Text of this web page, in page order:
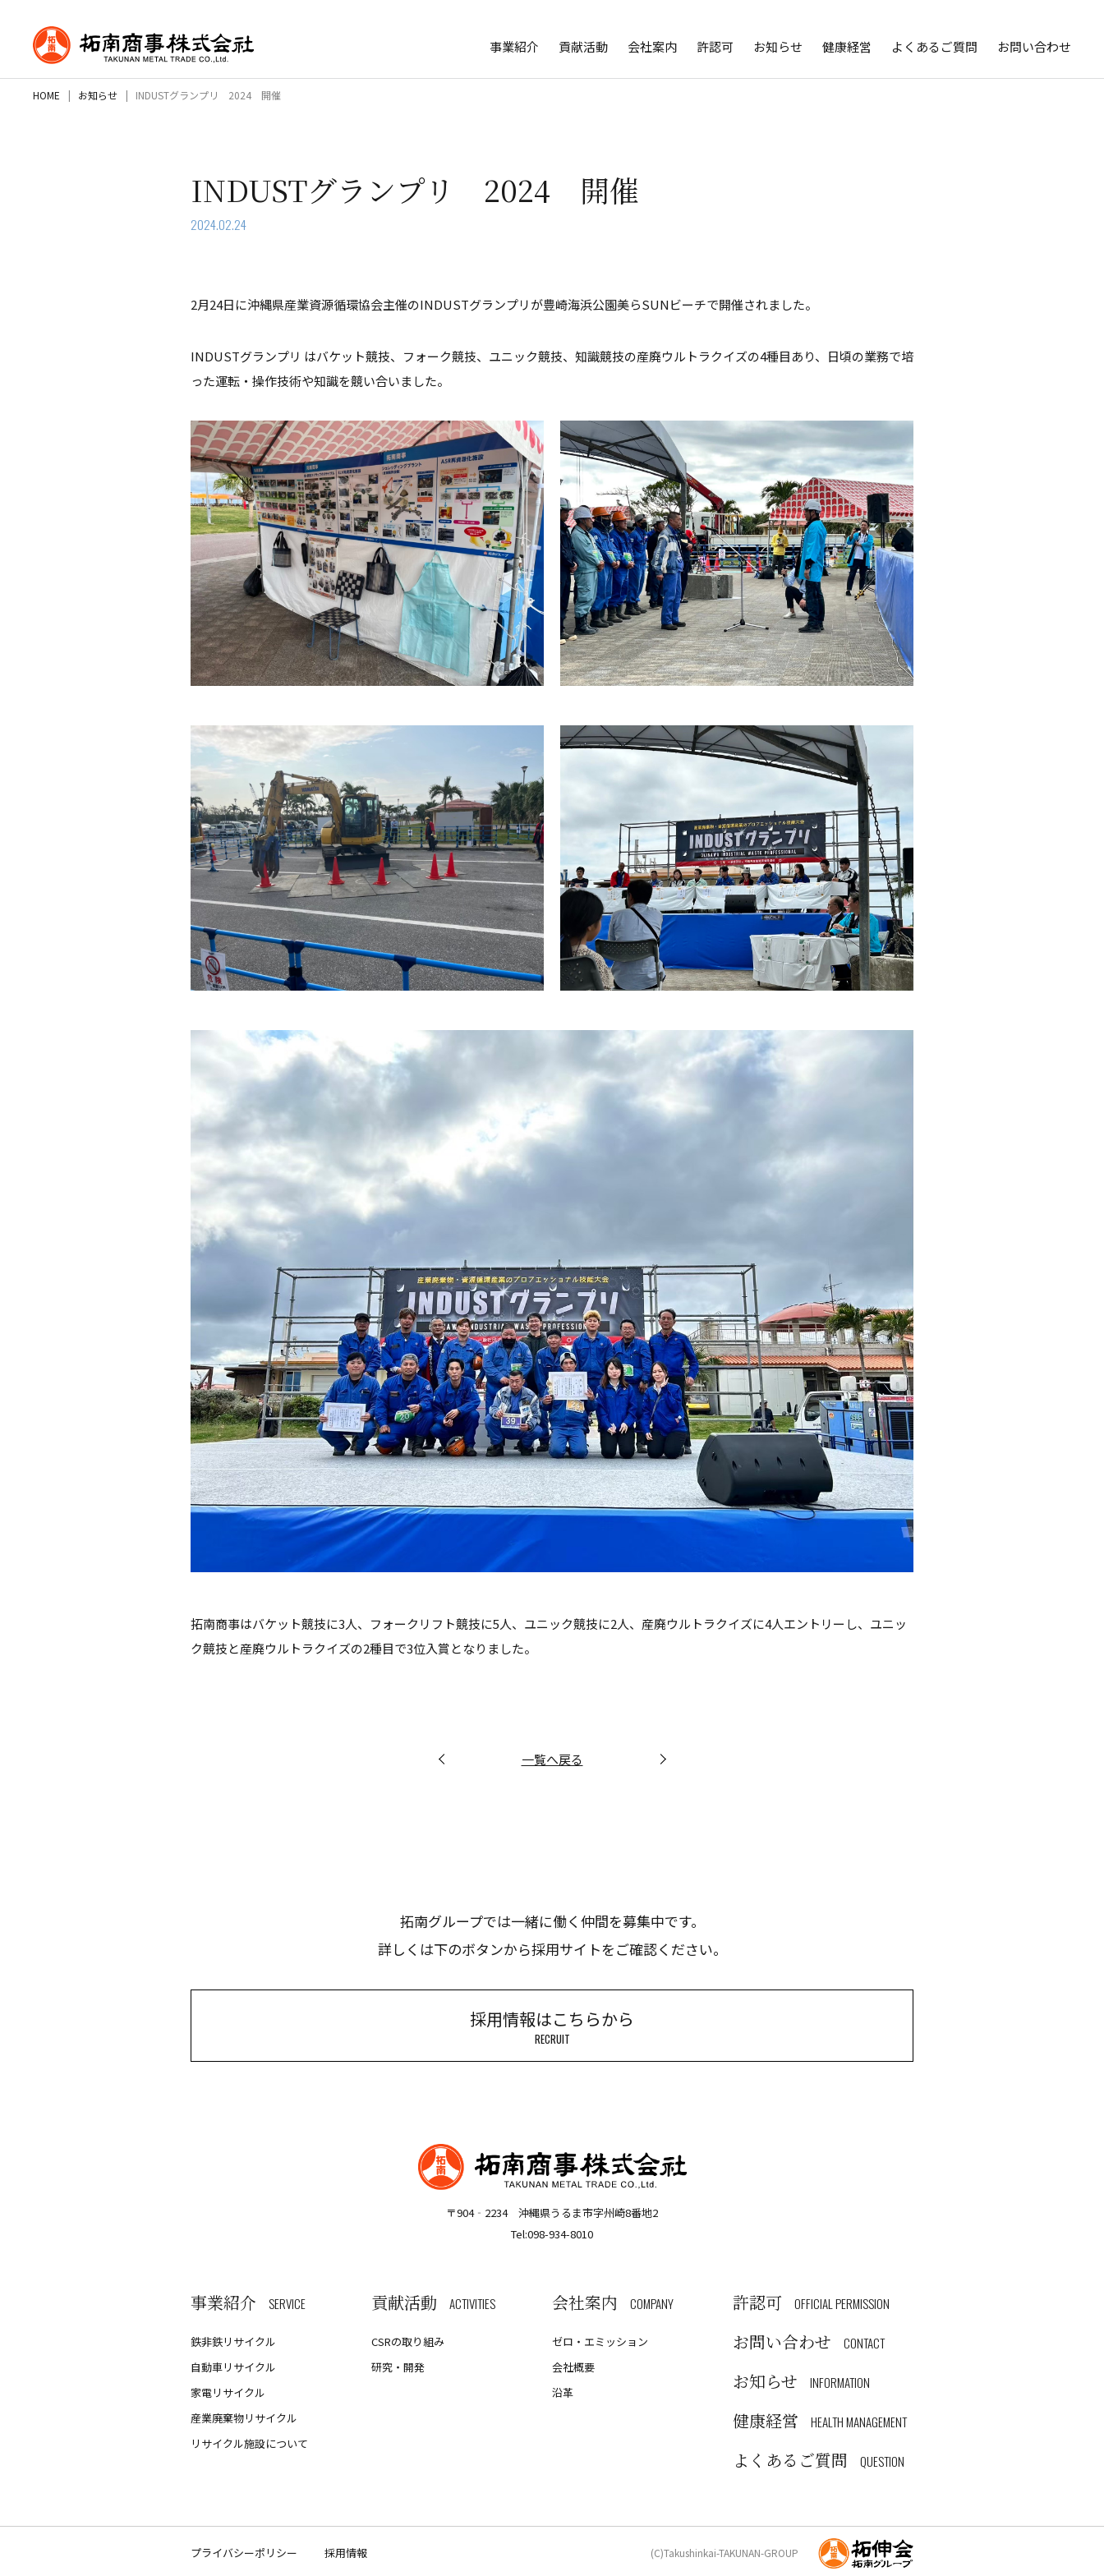
事業紹介 貢献活動 会社案内 許認可 お知らせ 健康経営 よくあるご質問 お問い合わせ
HOME お知らせ INDUSTグランプリ 2024 開催
INDUSTグランプリ 2024 開催
2024.02.24
2月24日に沖縄県産業資源循環協会主催のINDUSTグランプリが豊崎海浜公園美らSUNビーチで開催されました。
INDUSTグランプリ はバケット競技、フォーク競技、ユニック競技、知識競技の産廃ウルトラクイズの4種目あり、日頃の業務で培
った運転・操作技術や知識を競い合いました。
拓南商事はバケット競技に3人、フォークリフト競技に5人、ユニック競技に2人、産廃ウルトラクイズに4人エントリーし、ユニッ
ク競技と産廃ウルトラクイズの2種目で3位入賞となりました。
一覧へ戻る
拓南グループでは一緒に働く仲間を募集中です。
詳しくは下のボタンから採用サイトをご確認ください。
採用情報はこちらから
RECRUIT
〒904‐2234 沖縄県うるま市字州崎8番地2
Tel:098-934-8010
事業紹介 SERVICE
鉄非鉄リサイクル
自動車リサイクル
家電リサイクル
産業廃棄物リサイクル
リサイクル施設について
貢献活動 ACTIVITIES
CSRの取り組み
研究・開発
会社案内 COMPANY
ゼロ・エミッション
会社概要
沿革
許認可 OFFICIAL PERMISSION
お問い合わせ CONTACT
お知らせ INFORMATION
健康経営 HEALTH MANAGEMENT
よくあるご質問 QUESTION
プライバシーポリシー 採用情報 (C)Takushinkai-TAKUNAN-GROUP